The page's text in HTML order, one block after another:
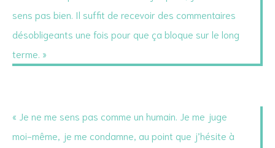
sens pas bien. Il suffit de recevoir des commentaires
désobligeants une fois pour que ça bloque sur le long
terme. »
« Je ne me sens pas comme un humain. Je me juge
moi-même, je me condamne, au point que j’hésite à